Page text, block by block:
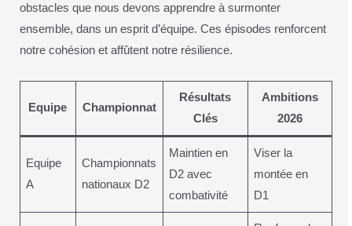
obstacles que nous devons apprendre à surmonter
ensemble, dans un esprit d’équipe. Ces épisodes renforcent
notre cohésion et affûtent notre résilience.
Equipe Championnat
Résultats
Clés
Ambitions
2026
Equipe
A
Championnats
nationaux D2
Maintien en
D2 avec
combativité
Viser la
montée en
D1